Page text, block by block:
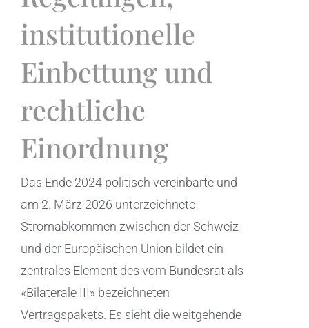
institutionelle
Einbettung und
rechtliche
Einordnung
Das Ende 2024 politisch vereinbarte und
am 2. März 2026 unterzeichnete
Stromabkommen zwischen der Schweiz
und der Europäischen Union bildet ein
zentrales Element des vom Bundesrat als
«Bilaterale III» bezeichneten
Vertragspakets. Es sieht die weitgehende